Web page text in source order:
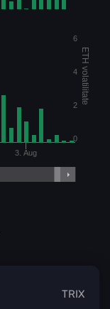
ETH volatilitate
3. Aug
0
2
4
6
TRIX